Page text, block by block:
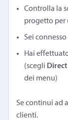
Controlla la
progetto
Sei
Hai
(scegli
dei menu)
Se continui ad
clienti.